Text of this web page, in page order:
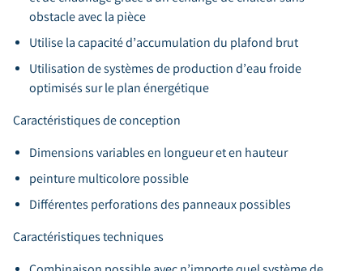
obstacle avec la pièce
Utilise la capacité d’accumulation du plafond brut
Utilisation de systèmes de production d’eau froide
optimisés sur le plan énergétique
Caractéristiques de conception
Dimensions variables en longueur et en hauteur
peinture multicolore possible
Différentes perforations des panneaux possibles
Caractéristiques techniques